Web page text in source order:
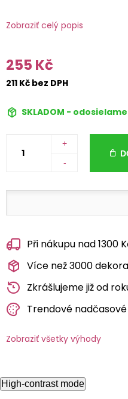
Zobraziť celý popis
255 Kč
211 Kč bez DPH
SKLADOM -
+
-
Při nákupu nad 1300
Více než 3000
Zkrášlujeme již od
Trendové
Zobraziť všetky výhody
High-contrast mode